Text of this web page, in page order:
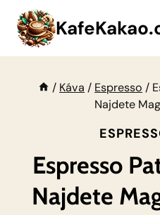
Přeskočit
obsah
/ Káva / Espresso /
Najdete
Espresso
Najdete